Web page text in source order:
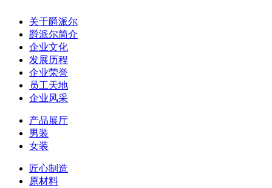
关于爵派尔
爵派尔简介
企业文化
发展历程
企业荣誉
员工天地
企业风采
产品展厅
男装
女装
匠心制造
原材料